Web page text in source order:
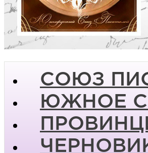
СОЮЗ
ЮЖНОЕ